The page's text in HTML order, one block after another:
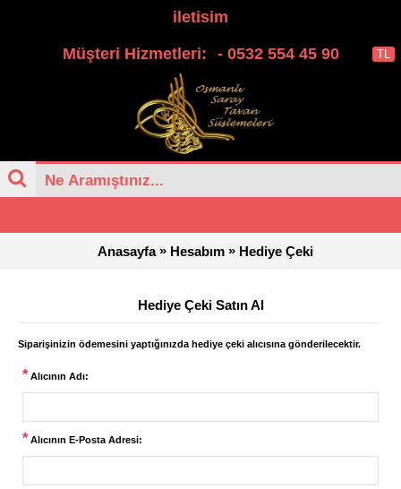
iletisim
TL
Müşteri Hizmetleri: - 0532 554 45 90
Anasayfa» Hesabım» Hediye Çeki
Hediye Çeki Satın Al
Siparişinizin ödemesini yaptığınızda hediye çeki alıcısına gönderilecektir.
* Alıcının Adı:
* Alıcının E-Posta Adresi: